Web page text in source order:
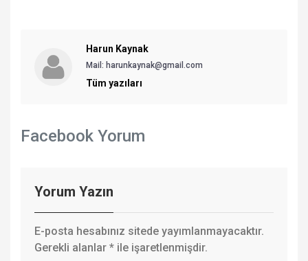
Harun Kaynak
Mail: harunkaynak@gmail.com
Tüm yazıları
Facebook Yorum
Yorum Yazın
E-posta hesabınız sitede yayımlanmayacaktır.
Gerekli alanlar * ile işaretlenmişdir.